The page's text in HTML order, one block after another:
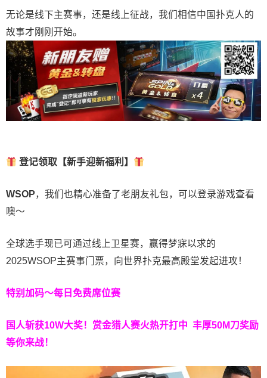
无论是线下主赛事，还是线上征战，我们相信中国扑克人的
故事才刚刚开始。
登记领取【新手迎新福利】
WSOP，我们也精心准备了老朋友礼包，可以登录游戏查看
噢～
全球选手现已可通过线上卫星赛，赢得梦寐以求的
2025WSOP主赛事门票，向世界扑克最高殿堂发起进攻！
特别加码～每日免费席位赛
国人斩获10W大奖！ 赏金猎人赛火热开打中 丰厚50M刀奖励
等你来战！